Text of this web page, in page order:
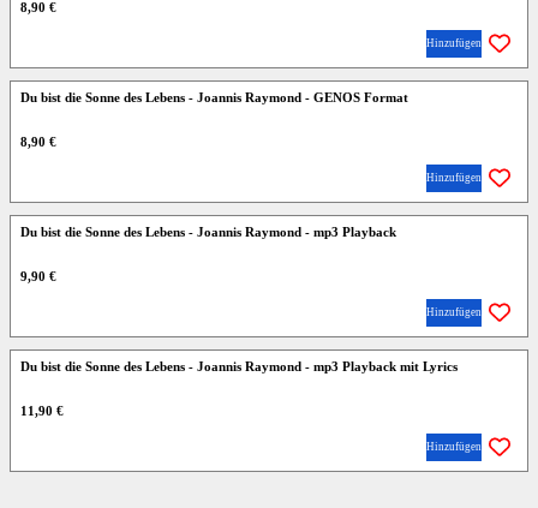
8,90 €
Hinzufügen
Du bist die Sonne des Lebens - Joannis Raymond - GENOS Format
8,90 €
Hinzufügen
Du bist die Sonne des Lebens - Joannis Raymond - mp3 Playback
9,90 €
Hinzufügen
Du bist die Sonne des Lebens - Joannis Raymond - mp3 Playback mit Lyrics
11,90 €
Hinzufügen